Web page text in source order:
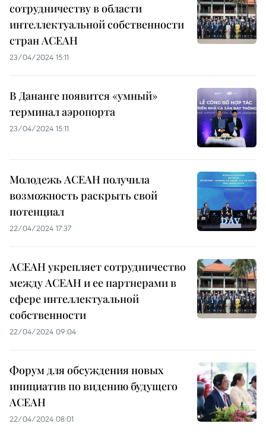
сотрудничеству в области
интеллектуальной собственности
стран АСЕАН
23/04/2024 15:11
В Дананге появится «умный»
терминал аэропорта
23/04/2024 15:11
Молодежь АСЕАН получила
возможность раскрыть свой
потенциал
22/04/2024 17:37
АСЕАН укрепляет сотрудничество
между АСЕАН и ее партнерами в
сфере интеллектуальной
собственности
22/04/2024 09:04
Форум для обсуждения новых
инициатив по видению будущего
АСЕАН
22/04/2024 08:01